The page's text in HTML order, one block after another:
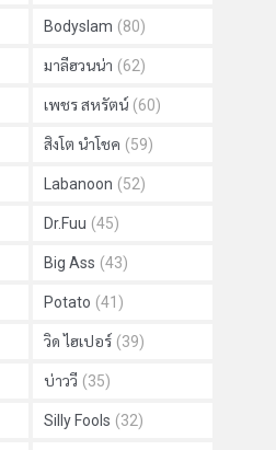
Bodyslam (80)
มาลีฮวนน่า (62)
เพชร สหรัตน์ (60)
สิงโต นำโชค (59)
Labanoon (52)
Dr.Fuu (45)
Big Ass (43)
Potato (41)
วิด ไฮเปอร์ (39)
บ่าววี (35)
Silly Fools (32)